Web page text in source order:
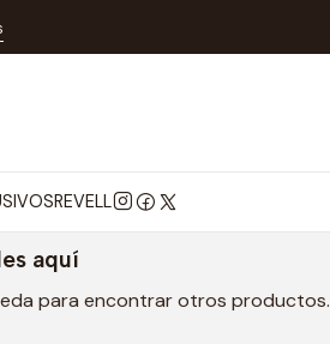
REVELL
aquí
para encontrar otros productos.